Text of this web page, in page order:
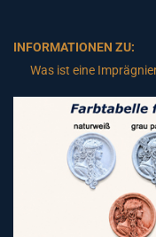
INFORMATIONEN ZU:
Was ist eine